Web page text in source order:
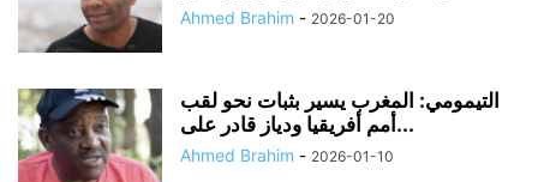
Ahmed Brahim - 2026-01-20
التيمومي: المغرب يسير بثبات نحو لقب
أمم أفريقيا ودياز قادر على...
Ahmed Brahim - 2026-01-10